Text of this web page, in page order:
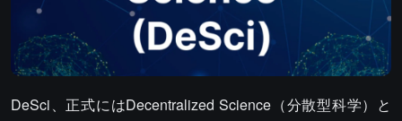
DeSci、正式にはDecentralized Science（分散型科学）と